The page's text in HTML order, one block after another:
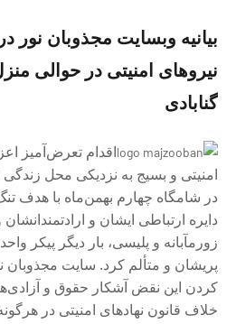
بیانیه وبسایت مجذوبان نور
نیروهای امنیتی در حوالی
گنابادی
اقدام تعرض‌آمیز
امنیتی و بسیج به نزدیکی محل
در شامگاه چهارم بهمن‌ماه با هدف
دایره ارتباطی ایشان و
زورمآبانه و پلیسی، بار دیگر پیکر
پریشان و متألم کرد. سایت
کردن این نقض آشکار حقوق و
خلاف قانون نهادهای امنیتی در